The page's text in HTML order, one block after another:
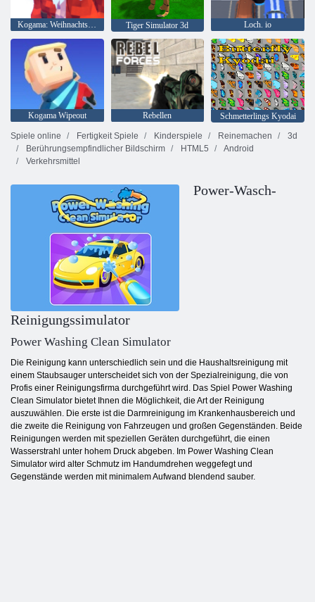
Kogama: Weihnachtsparkour Tiger Simulator 3d Loch. io
Kogama Wipeout Rebellen
Schmetterlings Kyodai
Spiele online
Fertigkeit Spiele Kinderspiele Reinemachen
3d
Berührungsempfindlicher Bildschirm
HTML5
Android
Verkehrsmittel
Power-Wasch-
Reinigungssimulator
Power Washing Clean Simulator
Die Reinigung kann unterschiedlich sein und die Haushaltsreinigung mit
einem Staubsauger unterscheidet sich von der Spezialreinigung, die von
Profis einer Reinigungsfirma durchgeführt wird. Das Spiel Power Washing
Clean Simulator bietet Ihnen die Möglichkeit, die Art der Reinigung
auszuwählen. Die erste ist die Darmreinigung im Krankenhausbereich und
die zweite die Reinigung von Fahrzeugen und großen Gegenständen. Beide
Reinigungen werden mit speziellen Geräten durchgeführt, die einen
Wasserstrahl unter hohem Druck abgeben. Im Power Washing Clean
Simulator wird alter Schmutz im Handumdrehen weggefegt und
Gegenstände werden mit minimalem Aufwand blendend sauber.